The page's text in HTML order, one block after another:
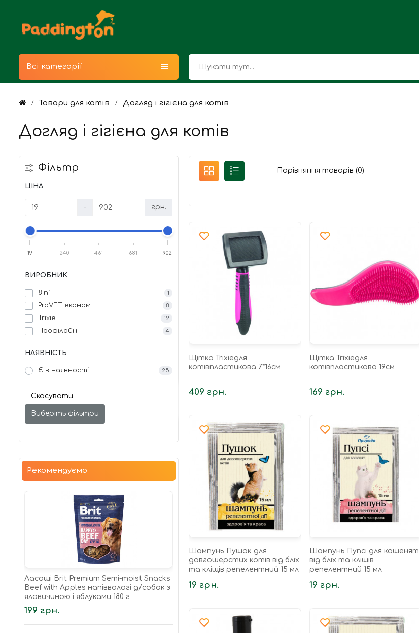
Всі категорії
Товари для котів Догляд і гігієна для котів
Догляд і гігієна для котів
Фільтр
ЦІНА
- грн.
19 240 461 681 902
ВИРОБНИК
8in1 1
ProVET економ 8
Trixie 12
Профілайн 4
НАЯВНІСТЬ
Є в наявності 25
Скасувати
Виберіть фільтри
Рекомендуємо
Ласощі Brit Premium Semi-moist Snacks
Beef with Apples напіввологі д/cобак з
яловичиною і яблуками 180 г
199 грн.
Порівняння товарів (0)
Щітка Trixieдля
котівпластикова 7*16см
409 грн.
Щітка Trixieдля
котівпластикова 19см
169 грн.
Шампунь Пушок для
довгошерстих котів від бліх
та кліщів репелентний 15 мл
19 грн.
Шампунь Пупсі для кошенят
від бліх та кліщів
репелентний 15 мл
19 грн.